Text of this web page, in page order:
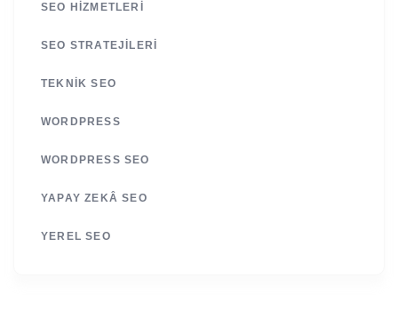
SEO HIZMETLERI
SEO STRATEJILERI
TEKNIK SEO
WORDPRESS
WORDPRESS SEO
YAPAY ZEKÂ SEO
YEREL SEO